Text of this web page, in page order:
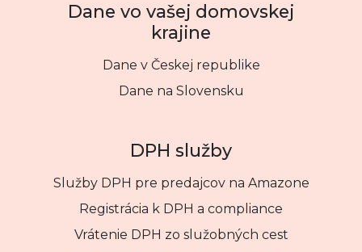
Dane vo vašej domovskej
krajine
Dane v Českej republike
Dane na Slovensku
DPH služby
Služby DPH pre predajcov na Amazone
Registrácia k DPH a compliance
Vrátenie DPH zo služobných cest